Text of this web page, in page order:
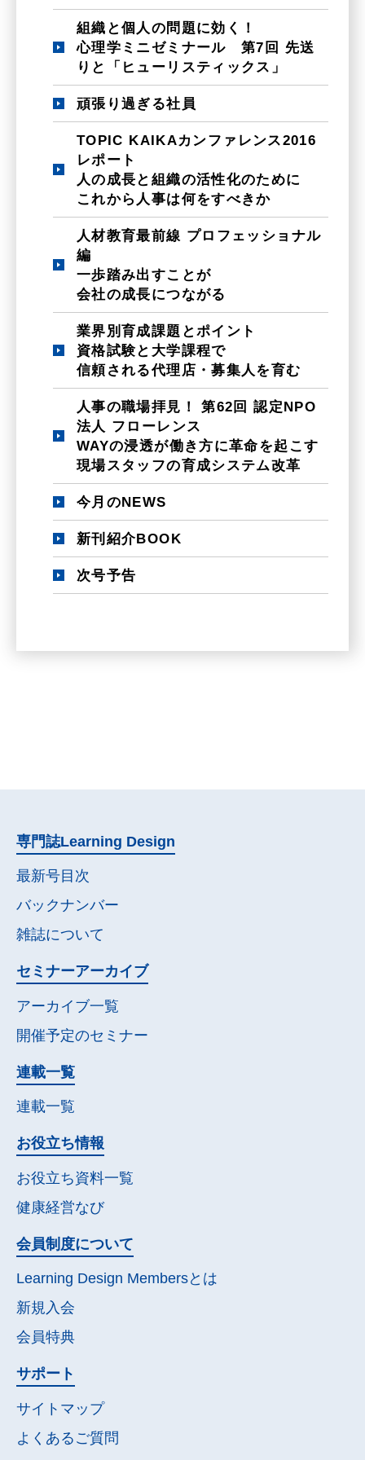
組織と個人の問題に効く！
心理学ミニゼミナール 第7回 先送
りと「ヒューリスティックス」
頑張り過ぎる社員
TOPIC KAIKAカンファレンス2016
レポート
人の成長と組織の活性化のために
これから人事は何をすべきか
人材教育最前線 プロフェッショナル
編
一歩踏み出すことが
会社の成長につながる
業界別育成課題とポイント
資格試験と大学課程で
信頼される代理店・募集人を育む
人事の職場拝見！ 第62回 認定NPO
法人 フローレンス
WAYの浸透が働き方に革命を起こす
現場スタッフの育成システム改革
今月のNEWS
新刊紹介BOOK
次号予告
専門誌Learning Design
最新号目次
バックナンバー
雑誌について
セミナーアーカイブ
アーカイブ一覧
開催予定のセミナー
連載一覧
連載一覧
お役立ち情報
お役立ち資料一覧
健康経営なび
会員制度について
Learning Design Membersとは
新規入会
会員特典
サポート
サイトマップ
よくあるご質問